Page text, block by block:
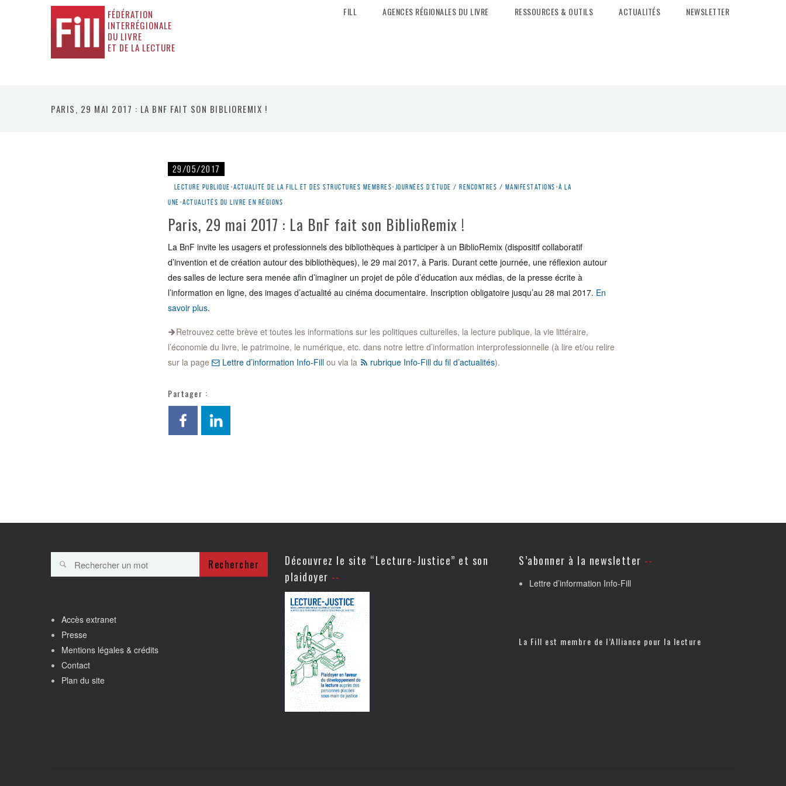
FÉDÉRATION
INTERRÉGIONALE
DU LIVRE
ET DE LA LECTURE
FILL AGENCES RÉGIONALES DU LIVRE RESSOURCES & OUTILS ACTUALITÉS NEWSLETTER
PARIS, 29 MAI 2017 : LA BNF FAIT SON BIBLIOREMIX !
29/05/2017
Lecture publique •Actualité de la Fill et des structures membres•Journées d'étude / rencontres / manifestations •À la
une •Actualités du livre en régions
Paris, 29 mai 2017 : La BnF fait son BiblioRemix !
La BnF invite les usagers et professionnels des bibliothèques à participer à un BiblioRemix (dispositif collaboratif
d’invention et de création autour des bibliothèques), le 29 mai 2017, à Paris. Durant cette journée, une réflexion autour
des salles de lecture sera menée afin d’imaginer un projet de pôle d’éducation aux médias, de la presse écrite à
l’information en ligne, des images d’actualité au cinéma documentaire. Inscription obligatoire jusqu’au 28 mai 2017. En
savoir plus.
Retrouvez cette brève et toutes les informations sur les politiques culturelles, la lecture publique, la vie littéraire,
l’économie du livre, le patrimoine, le numérique, etc. dans notre lettre d’information interprofessionnelle (à lire et/ou relire
sur la page
Lettre d’information Info-Fill ou via la rubrique Info-Fill du fil d’actualités).
Partager :
Rechercher
Accès extranet
Presse
Mentions légales & crédits
Contact
Plan du site
Découvrez le site “Lecture-Justice” et son
plaidoyer
S’abonner à la newsletter
Lettre d’information Info-Fill
La Fill est membre de l’Alliance pour la lecture